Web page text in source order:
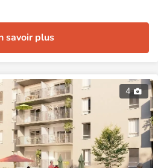
savoir plus
4